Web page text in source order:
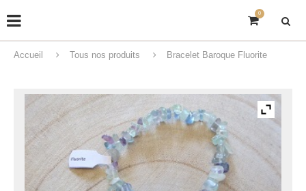
0
Accueil Tous nos produits Bracelet Baroque Fluorite